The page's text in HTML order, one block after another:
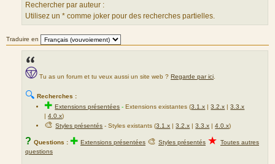
Rechercher par auteur :
Utilisez un * comme joker pour des recherches partielles.
Traduire en
Tu as un forum et tu veux aussi un site web ? Regarde par ici
🔍 Recherches :
✚Extensions présentées -Extensions existantes (3.1.x |3.2.x |3.3.x
|4.0.x)
🎨Styles présentés - Styles existants (3.1.x |3.2.x |3.3.x |4.0.x)
? Questions : ✚ Extensions présentées 🎨 Styles présentés ★ Toutes autres
questions